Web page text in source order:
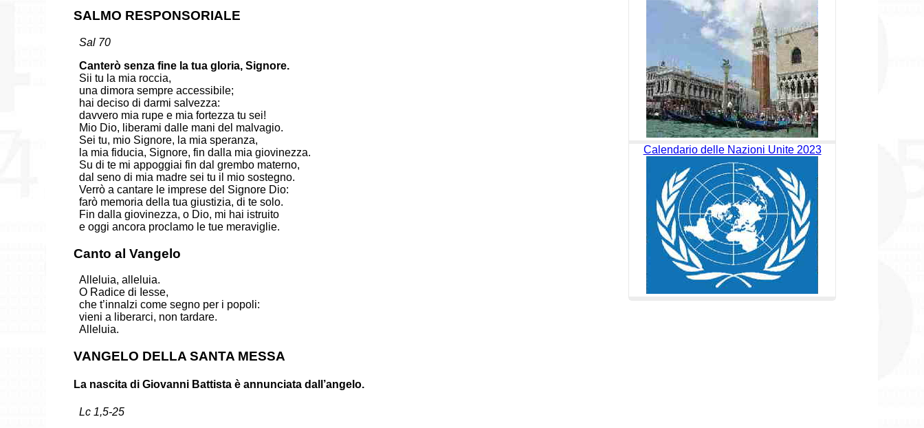
SALMO RESPONSORIALE
Sal 70
Canterò senza fine la tua gloria, Signore.
Sii tu la mia roccia,
una dimora sempre accessibile;
hai deciso di darmi salvezza:
davvero mia rupe e mia fortezza tu sei!
Mio Dio, liberami dalle mani del malvagio.
Sei tu, mio Signore, la mia speranza,
la mia fiducia, Signore, fin dalla mia giovinezza.
Su di te mi appoggiai fin dal grembo materno,
dal seno di mia madre sei tu il mio sostegno.
Verrò a cantare le imprese del Signore Dio:
farò memoria della tua giustizia, di te solo.
Fin dalla giovinezza, o Dio, mi hai istruito
e oggi ancora proclamo le tue meraviglie.
Canto al Vangelo
Alleluia, alleluia.
O Radice di Iesse,
che t’innalzi come segno per i popoli:
vieni a liberarci, non tardare.
Alleluia.
VANGELO DELLA SANTA MESSA
La nascita di Giovanni Battista è annunciata dall’angelo.
Lc 1,5-25
Calendario delle Nazioni Unite 2023